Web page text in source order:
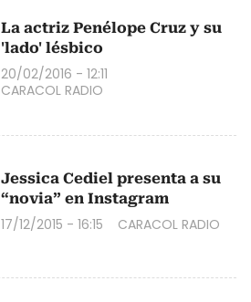
La actriz Penélope Cruz y su
'lado' lésbico
20/02/2016 - 12:11
CARACOL RADIO
Jessica Cediel presenta a su
“novia” en Instagram
17/12/2015 - 16:15 CARACOL RADIO